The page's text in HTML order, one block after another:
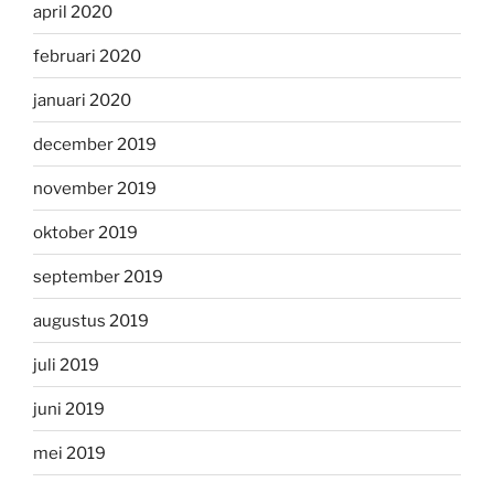
april 2020
februari 2020
januari 2020
december 2019
november 2019
oktober 2019
september 2019
augustus 2019
juli 2019
juni 2019
mei 2019